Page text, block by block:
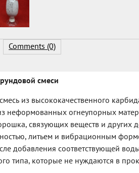
Comments (0)
ой смеси
из высококачественного
неформованных огнеупорных
связующих веществ и
литьем и вибрационным
добавления соответствующей
типа, которые не нуждаются в